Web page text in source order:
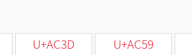
U+AC3D U+AC59